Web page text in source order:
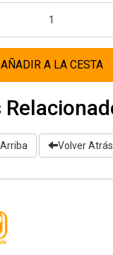
AÑADIR A LA CESTA
Arriba Volver Atrás